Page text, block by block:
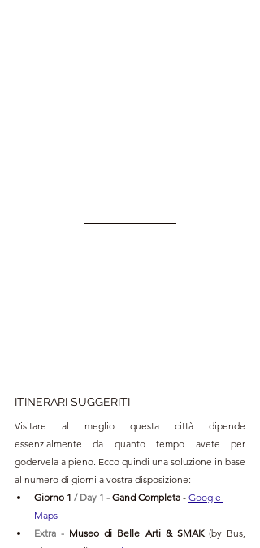
ITINERARI SUGGERITI
Visitare al meglio questa città dipende
essenzialmente da quanto tempo avete per
godervela a pieno. Ecco quindi una soluzione in base
al numero di giorni a vostra disposizione:
Giorno 1 / Day 1 - Gand Completa - Google
Maps
Extra - Museo di Belle Arti & SMAK (by Bus,